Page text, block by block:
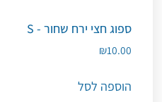
ספוג חצי ירח שחור - S
₪10.00
הוספה לסל